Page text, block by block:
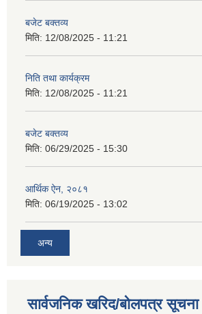
बजेट बक्तव्य
मिति: 12/08/2025 - 11:21
निति तथा कार्यक्रम
मिति: 12/08/2025 - 11:21
बजेट बक्तव्य
मिति: 06/29/2025 - 15:30
आर्थिक ऐन, २०८१
मिति: 06/19/2025 - 13:02
अन्य
सार्वजनिक खरिद/बोलपत्र सूचना